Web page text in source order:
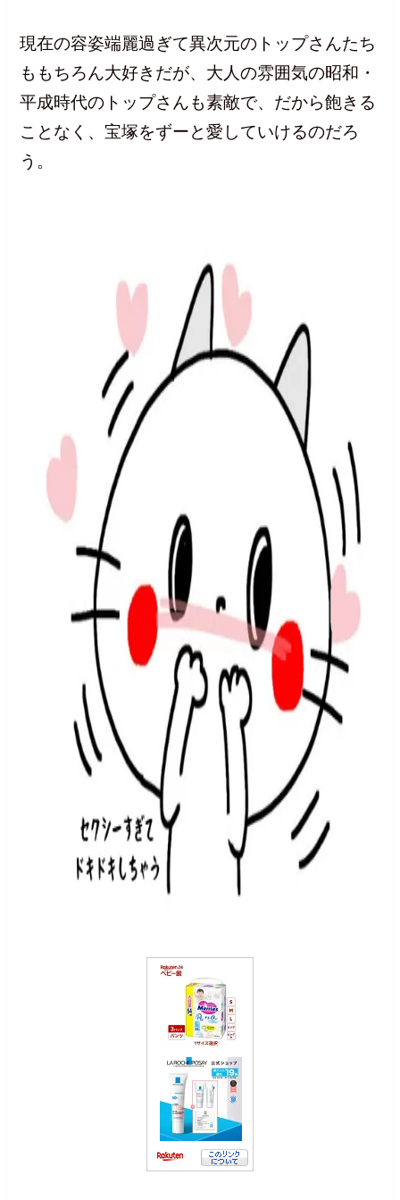
現在の容姿端麗過ぎて異次元のトップさんたち
ももちろん大好きだが、大人の雰囲気の昭和・
平成時代のトップさんも素敵で、だから飽きる
ことなく、宝塚をずーと愛していけるのだろ
う。